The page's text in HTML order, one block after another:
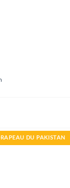
DU PAKISTAN